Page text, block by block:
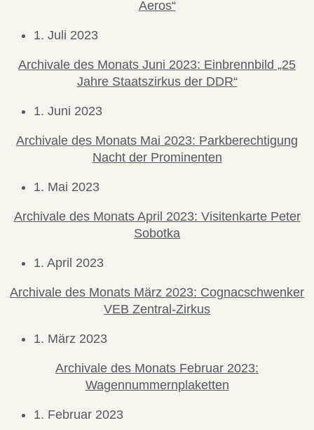
Aeros“
1. Juli 2023
Archivale des Monats Juni 2023: Einbrennbild „25
Jahre Staatszirkus der DDR“
1. Juni 2023
Archivale des Monats Mai 2023: Parkberechtigung
Nacht der Prominenten
1. Mai 2023
Archivale des Monats April 2023: Visitenkarte Peter
Sobotka
1. April 2023
Archivale des Monats März 2023: Cognacschwenker
VEB Zentral-Zirkus
1. März 2023
Archivale des Monats Februar 2023:
Wagennummernplaketten
1. Februar 2023